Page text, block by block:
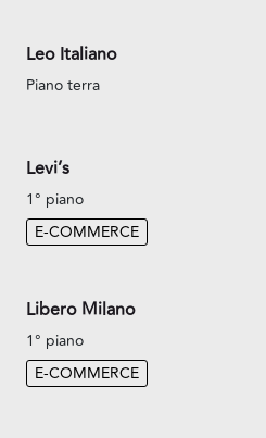
Leo Italiano
Piano terra
Levi’s
1° piano
E-COMMERCE
Libero Milano
1° piano
E-COMMERCE